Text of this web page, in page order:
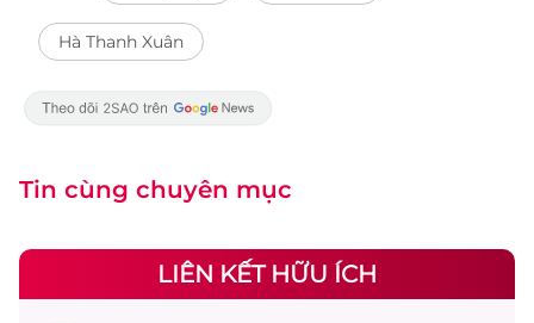
Hà Thanh Xuân
Tin cùng chuyên mục
LIÊN KẾT HỮU ÍCH